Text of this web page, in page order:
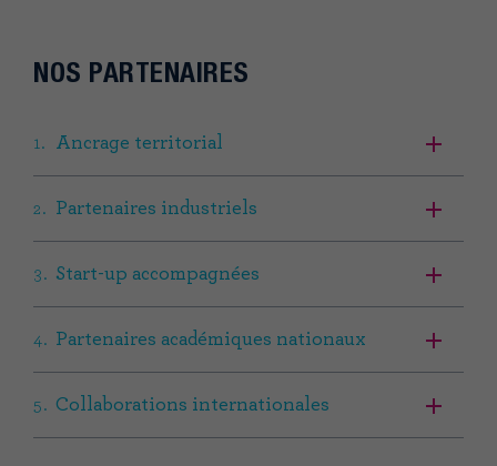
NOS PARTENAIRES
Ancrage territorial
Partenaires industriels
Start-up accompagnées
Partenaires académiques nationaux
Collaborations internationales